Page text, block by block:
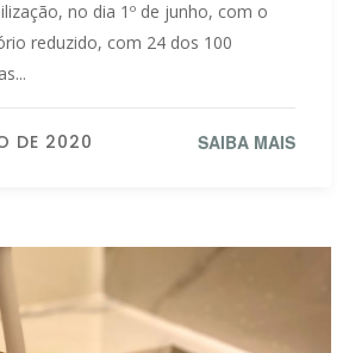
no dia 1º de junho, com o
reduzido, com 24 dos 100
DE 2020 SAIBA MAIS